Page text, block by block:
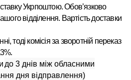
Укрпоштою.Обов’язково
відділення. Вартість доставки
тоді комісія за зворотній переказ
до 3 днів між обласними
дня відправлення)